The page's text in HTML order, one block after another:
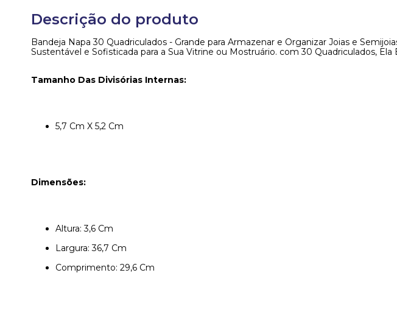
Descrição do produto
Bandeja Napa 30 Quadriculados - Grande para Armazenar e Organizar Joias e
Sustentável e Sofisticada para a Sua Vitrine ou Mostruário. com 30 Quadriculados,
Tamanho Das Divisórias Internas:
5,7 Cm X 5,2 Cm
Dimensões:
Altura: 3,6 Cm
Largura: 36,7 Cm
Comprimento: 29,6 Cm